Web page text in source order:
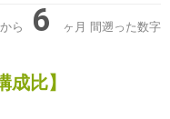
ら 6 ヶ月 間遡った数字
成比】